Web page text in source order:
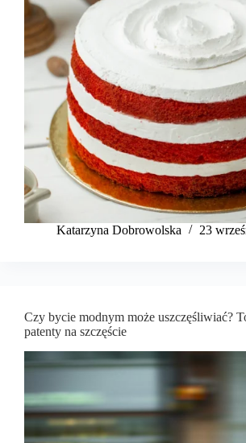
Katarzyna Dobrowolska 23
Czy bycie modnym może uszczęśliwiać?
patenty na szczęście